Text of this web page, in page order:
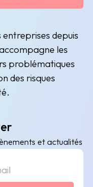
depuis
les
problématiques
des risques
et actualités